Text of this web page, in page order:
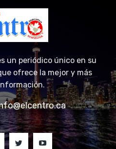
un periódico único en su
ofrece la mejor y más